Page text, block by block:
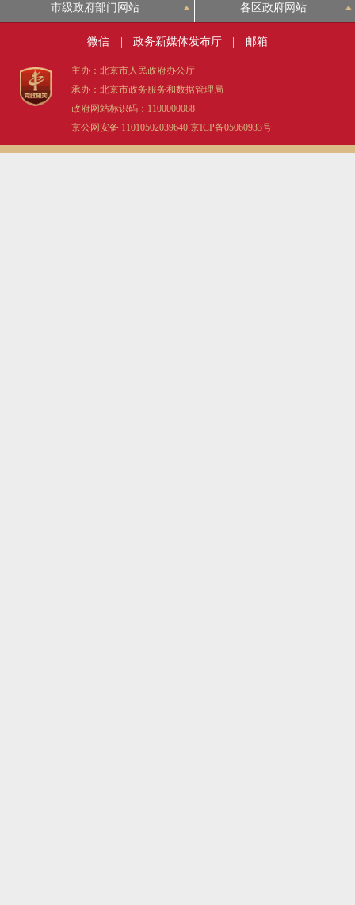
DEUTSCH
ESPAÑOL
ITALIANO
市级政府部门网站 各区政府网站
微信 政务新媒体发布厅 邮箱
主办：北京市人民政府办公厅
承办：北京市政务服务和数据管理局
政府网站标识码：1100000088
京公网安备 11010502039640 京ICP备05060933号